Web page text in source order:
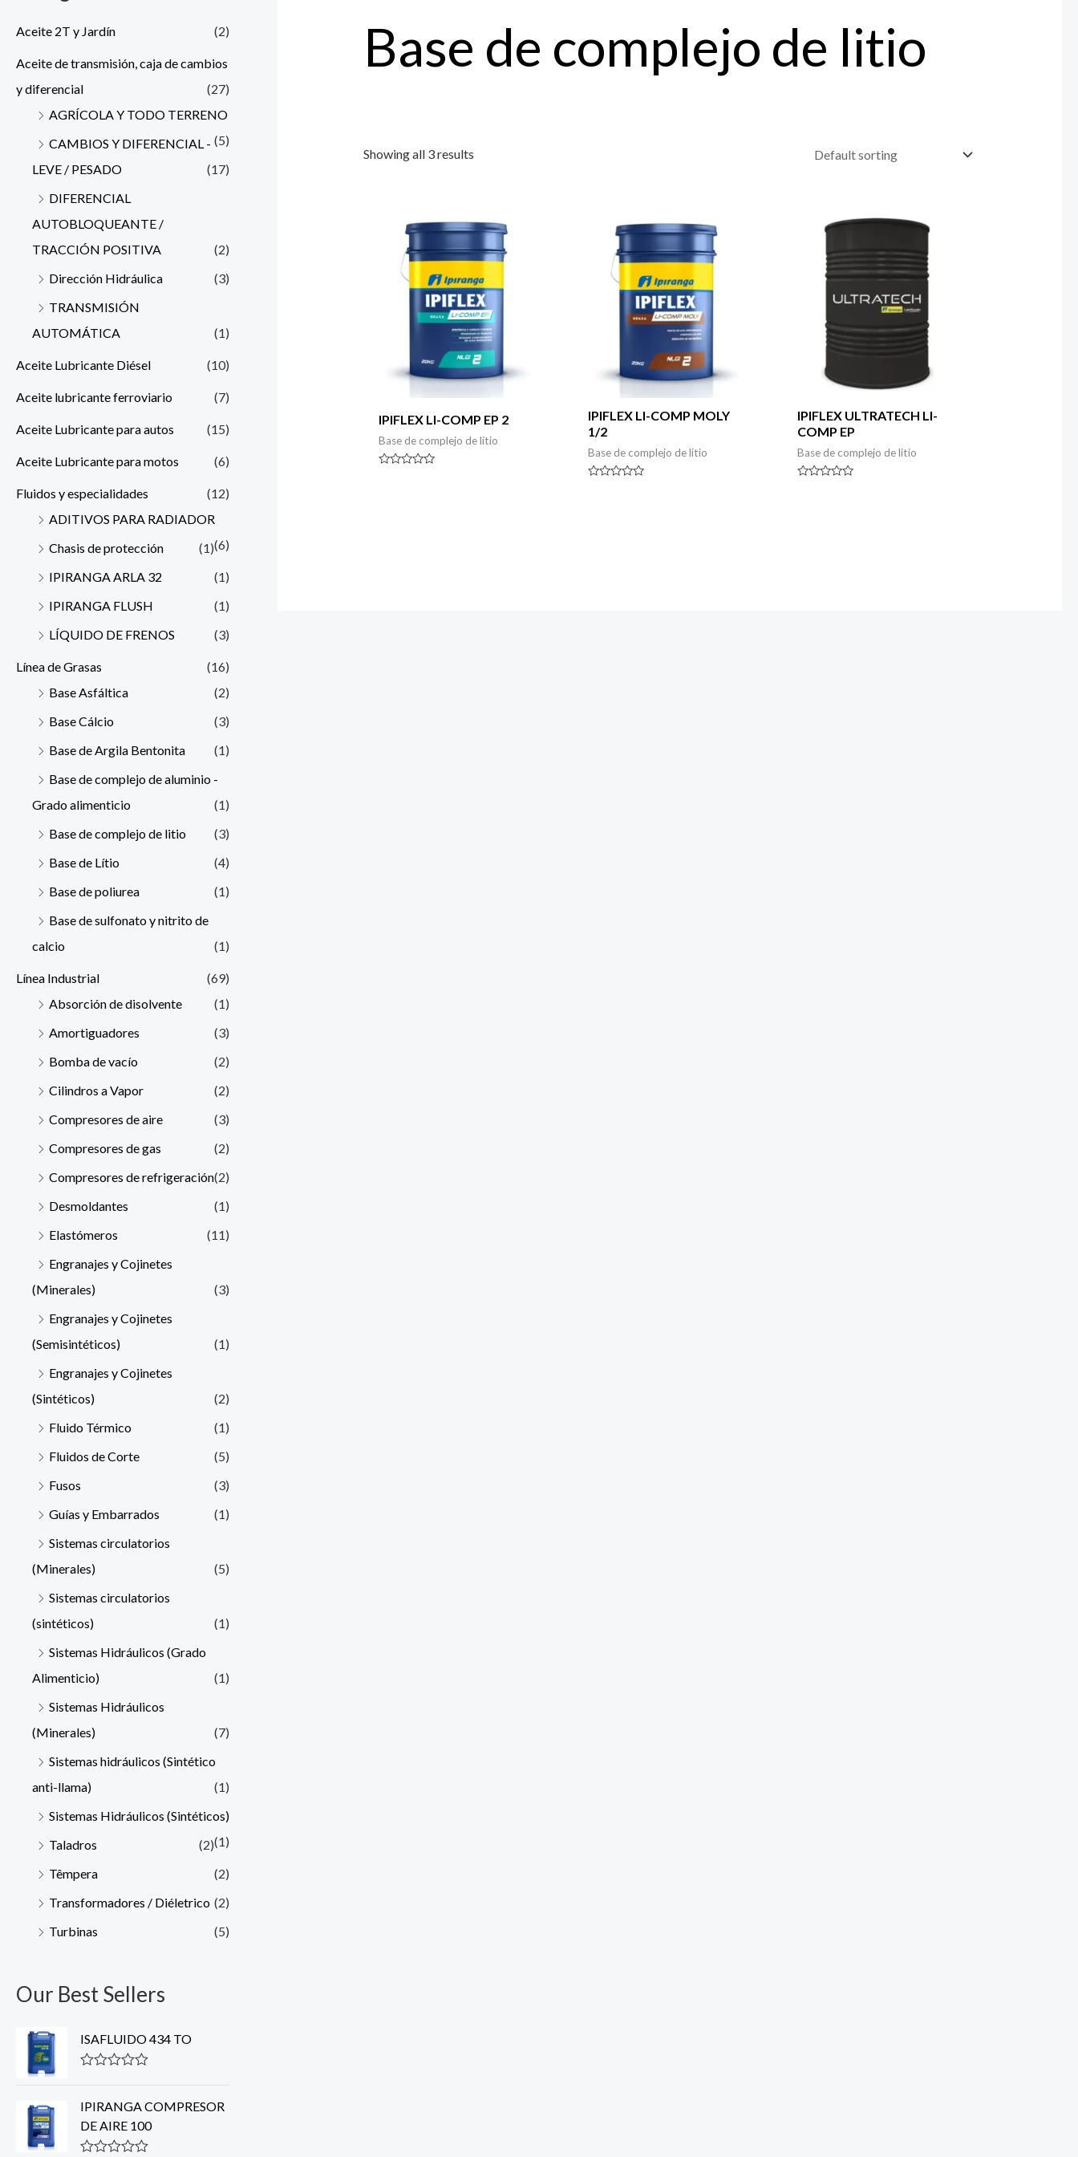
Aceite 2T y Jardín (2)
Aceite de transmisión, caja de cambios
y diferencial
(27)
AGRÍCOLA Y TODO TERRENO
(5)
CAMBIOS Y DIFERENCIAL -
LEVE / PESADO
(17)
DIFERENCIAL
AUTOBLOQUEANTE /
TRACCIÓN POSITIVA
(2)
Dirección Hidráulica
(3)
TRANSMISIÓN
AUTOMÁTICA
(1)
Aceite Lubricante Diésel (10)
Aceite lubricante ferroviario (7)
Aceite Lubricante para autos (15)
Aceite Lubricante para motos (6)
Fluidos y especialidades
(12)
ADITIVOS PARA RADIADOR
(6)
Chasis de protección
(1)
IPIRANGA ARLA 32
(1)
IPIRANGA FLUSH
(1)
LÍQUIDO DE FRENOS
(3)
Línea de Grasas
(16)
Base Asfáltica
(2)
Base Cálcio
(3)
Base de Argila Bentonita
(1)
Base de complejo de aluminio -
Grado alimenticio
(1)
Base de complejo de litio
(3)
Base de Lítio
(4)
Base de poliurea
(1)
Base de sulfonato y nitrito de
calcio
(1)
Línea Industrial
(69)
Absorción de disolvente
(1)
Amortiguadores
(3)
Bomba de vacío
(2)
Cilindros a Vapor
(2)
Compresores de aire
(3)
Compresores de gas
(2)
Compresores de refrigeración(2)
Desmoldantes
(1)
Elastómeros
(11)
Engranajes y Cojinetes
(Minerales)
(3)
Engranajes y Cojinetes
(Semisintéticos)
(1)
Engranajes y Cojinetes
(Sintéticos)
(2)
Fluido Térmico
(1)
Fluidos de Corte
(5)
Fusos
(3)
Guías y Embarrados
(1)
Sistemas circulatorios
(Minerales)
(5)
Sistemas circulatorios
(sintéticos)
(1)
Sistemas Hidráulicos (Grado
Alimenticio)
(1)
Sistemas Hidráulicos
(Minerales)
(7)
Sistemas hidráulicos (Sintético
anti-llama)
(1)
Sistemas Hidráulicos (Sintéticos)
(1)
Taladros
(2)
Têmpera
(2)
Transformadores / Diéletrico (2)
Turbinas
(5)
Our Best Sellers
ISAFLUIDO 434 TO
t
d
0
IPIRANGA COMPRESOR
DE AIRE 100
Base de complejo de litio
Showing all 3 results
IPIFLEX LI-COMP EP 2
Base de complejo de litio
IPIFLEX LI-COMP MOLY
1/2
Base de complejo de litio
IPIFLEX ULTRATECH LI-
COMP EP
Base de complejo de litio